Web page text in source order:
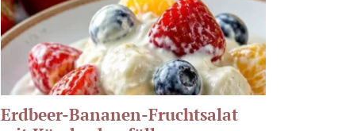
Erdbeer-Bananen-Fruchtsalat